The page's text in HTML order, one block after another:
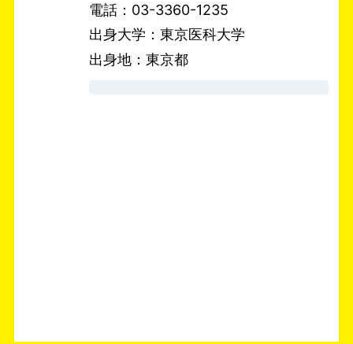
電話：03-3360-1235
出身大学：東京医科大学
出身地：東京都